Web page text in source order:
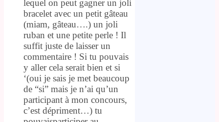
lequel on peut gagner un joli
bracelet avec un petit gâteau
(miam, gâteau….) un joli
ruban et une petite perle ! Il
suffit juste de laisser un
commentaire ! Si tu pouvais
y aller cela serait bien et si
‘(oui je sais je met beaucoup
de “si” mais je n’ai qu’un
participant à mon concours,
c’est dépriment…) tu